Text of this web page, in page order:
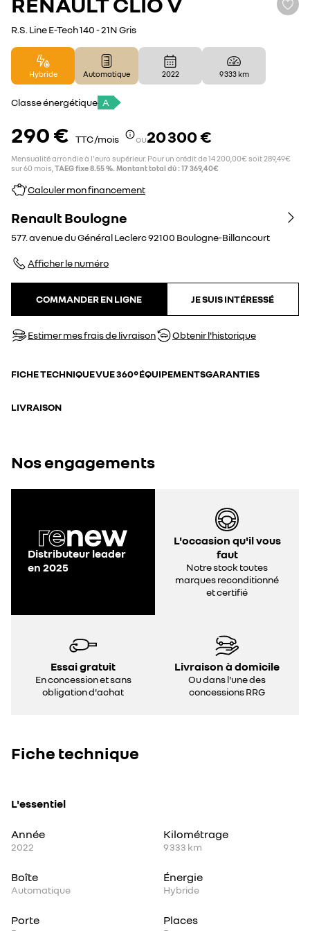
R.S. Line E-Tech 140 - 21N Gris
Hybride Automatique 2022 9 333 km
Classe énergétique A
290 € TTC /mois ou20 300 €
Mensualité arrondie à l'euro supérieur. Pour un crédit de 14 200,00€ soit 289,49€
sur 60 mois, TAEG fixe 8.55 %. Montant total dû : 17 369,40€
Calculer mon financement
Renault Boulogne
577. avenue du Général Leclerc92100 Boulogne-Billancourt
Afficher le numéro
COMMANDER EN LIGNE JE SUIS INTÉRESSÉ
Estimer mes frais de livraison Obtenir l'historique
FICHE TECHNIQUEVUE 360°ÉQUIPEMENTSGARANTIES
LIVRAISON
Nos engagements
Distributeur leader
en 2025
L'occasion qu'il vous
faut
Notre stock toutes
marques reconditionné
et certifié
Essai gratuit
En concession et sans
obligation d'achat
Livraison à domicile
Ou dans l'une des
concessions RRG
Fiche technique
L'essentiel
Année
2022
Kilométrage
9 333 km
Boîte
Automatique
Énergie
Hybride
Porte Places